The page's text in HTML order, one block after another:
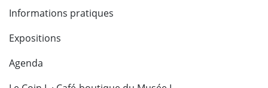
Informations pratiques
Expositions
Agenda